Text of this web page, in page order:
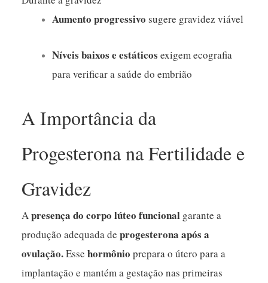
Aumento progressivo sugere gravidez viável
Níveis baixos e estáticos exigem ecografia
para verificar a saúde do embrião
A Importância da
Progesterona na Fertilidade e
Gravidez
Apresença do corpo lúteo funcional garante a
produção adequada deprogesterona após a
ovulação.Essehormônio prepara o útero para a
implantação e mantém a gestação nas primeiras